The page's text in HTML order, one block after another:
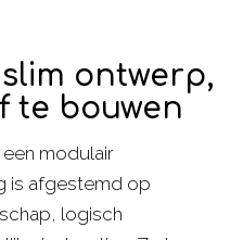
ontwerp,
te bouwen
modulair
is afgestemd op
logisch